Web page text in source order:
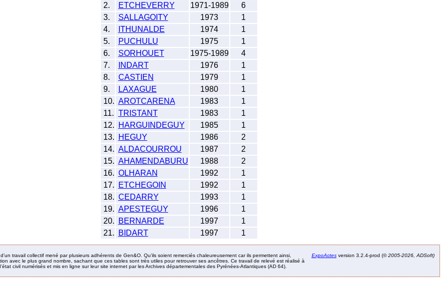
2.
ETCHEVERRY 1971-1989
6
3.
SALLAGOITY 1973
1
4.
ITHUNALDE 1974
1
5.
PUCHULU 1975
1
6.
SORHOUET 1975-1989
4
7.
INDART 1976
1
8.
CASTIEN 1979
1
9.
LAXAGUE 1980
1
10. AROTCARENA 1983
1
11. TRISTANT 1983
1
12.
HARGUINDEGUY 1985
1
13.
HEGUY 1986
2
14. ALDACOURROU 1987
2
15. AHAMENDABURU 1988
2
16. OLHARAN 1992
1
17.
ETCHEGOIN 1992
1
18. CEDARRY 1993
1
19. APESTEGUY 1996
1
20.
BERNARDE 1997
1
21.
BIDART 1997 1
travail collectif mené par plusieurs adhérents de Gen&O. Qu’ils soient remerciés chaleureusement car ils permettent ainsi,
avec le plus grand nombre, sachant que ces tables sont très utiles pour retrouver ses ancêtres. Ce travail de relevé est réalisé à
civil numérisés et mis en ligne sur leur site internet par les Archives départementales des Pyrénées-Atlantiques (AD 64).
ExpoActesversion 3.2.4-prod (©2005-2026, ADSoft)